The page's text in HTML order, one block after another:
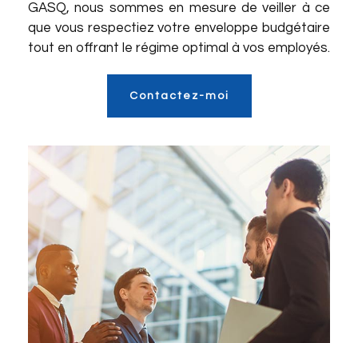
GASQ, nous sommes en mesure de veiller à ce
que vous respectiez votre enveloppe budgétaire
tout en offrant le régime optimal à vos employés.
Contactez-moi